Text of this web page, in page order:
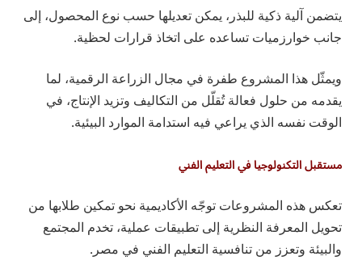
يتضمن آلية ذكية للبذر، يمكن تعديلها حسب نوع المحصول، إلى
جانب خوارزميات تساعده على اتخاذ قرارات لحظية.
ويمثّل هذا المشروع طفرة في مجال الزراعة الرقمية، لما
يقدمه من حلول فعالة تُقلّل من التكاليف وتزيد الإنتاج، في
الوقت نفسه الذي يراعي فيه استدامة الموارد البيئية.
مستقبل التكنولوجيا في التعليم الفني
تعكس هذه المشروعات توجّه الأكاديمية نحو تمكين طلابها من
تحويل المعرفة النظرية إلى تطبيقات عملية، تخدم المجتمع
والبيئة وتعزز من تنافسية التعليم الفني في مصر.